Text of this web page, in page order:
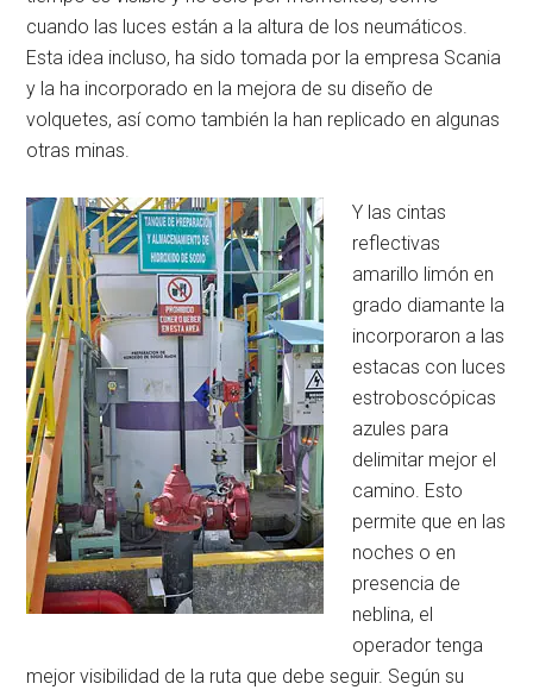
cuando las luces están a la altura de los neumáticos.
Esta idea incluso, ha sido tomada por la empresa Scania
y la ha incorporado en la mejora de su diseño de
volquetes, así como también la han replicado en algunas
otras minas.
Y las cintas
reflectivas
amarillo limón en
grado diamante la
incorporaron a las
estacas con luces
estroboscópicas
azules para
delimitar mejor el
camino. Esto
permite que en las
noches o en
presencia de
neblina, el
operador tenga
mejor visibilidad de la ruta que debe seguir. Según su